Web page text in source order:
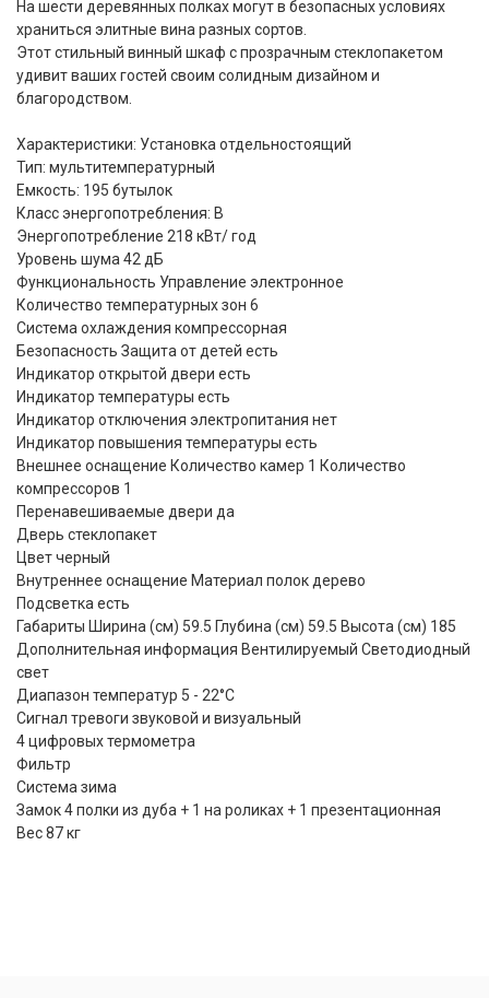
На шести деревянных полках могут в безопасных условиях
храниться элитные вина разных сортов.
Этот стильный винный шкаф с прозрачным стеклопакетом
удивит ваших гостей своим солидным дизайном и
благородством.
Характеристики: Установка отдельностоящий
Тип: мультитемпературный
Емкость: 195 бутылок
Класс энергопотребления: В
Энергопотребление 218 кВт/ год
Уровень шума 42 дБ
Функциональность Управление электронное
Количество температурных зон 6
Система охлаждения компрессорная
Безопасность Защита от детей есть
Индикатор открытой двери есть
Индикатор температуры есть
Индикатор отключения электропитания нет
Индикатор повышения температуры есть
Внешнее оснащение Количество камер 1 Количество
компрессоров 1
Перенавешиваемые двери да
Дверь стеклопакет
Цвет черный
Внутреннее оснащение Материал полок дерево
Подсветка есть
Габариты Ширина (см) 59.5 Глубина (см) 59.5 Высота (см) 185
Дополнительная информация Вентилируемый Светодиодный
свет
Диапазон температур 5 - 22°С
Сигнал тревоги звуковой и визуальный
4 цифровых термометра
Фильтр
Система зима
Замок 4 полки из дуба + 1 на роликах + 1 презентационная
Вес 87 кг